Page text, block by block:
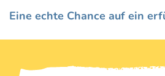
Eine echte Chance auf ein